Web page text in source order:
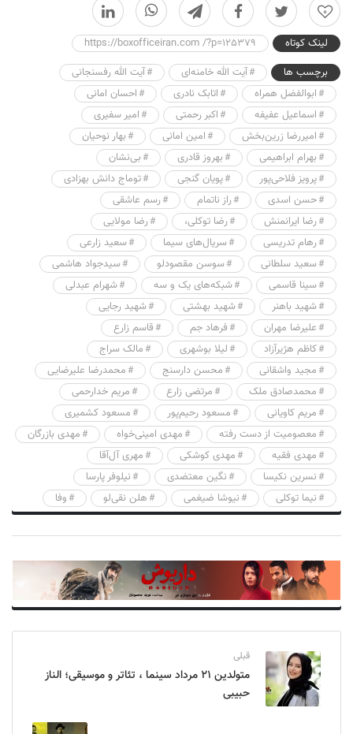
0
لینک کوتاه
https://boxofficeiran.com /?p=125379
برچسب ها
آیت الله خامنه‌ای
آیت الله رفسنجانی
ابوالفضل همراه
اتابک نادری
احسان امانی
اسماعیل عفیفه
اکبر رحمتی
امیر سفیری
امیررضا زرین‌بخش
امین امانی
بهار نوحیان
بهرام ابراهیمی
بهروز قادری
بی‌نشان
پرویز فلاحی‌پور
پویان گنجی
توماج دانش بهزادی
حسن اسدی
راز ناتمام
رسم عاشقی
رضا ایرانمنش
رضا توکلی،
رضا مولایی
رهام تدریسی
سریال‌های سیما
سعید زارعی
سعید سلطانی
سوسن مقصودلو
سیدجواد هاشمی
سینا قاسمی
شبکه‌های یک و سه
شهرام عبدلی
شهید باهنر
شهید بهشتی
شهید رجایی
علیرضا مهران
فرهاد جم
قاسم زارع
کاظم هژیرآزاد
لیلا بوشهری
مالک سراج
مجید واشقانی
محسن دارسنج
محمدرضا علیرضایی
محمدصادق ملک
مرتضی زارع
مریم خدارحمی
مریم کاویانی
مسعود رحیم‌پور
مسعود کشمیری
معصومیت از دست رفته
مهدی امینی‌خواه
مهدی بازرگان
مهدی فقیه
مهدی کوشکی
مهری آل‌آقا
نسرین نکیسا
نگین معتضدی
نیلوفر پارسا
نیما توکلی
نیوشا ضیغمی هلن نقی‌لو وفا
قبلی
متولدین ۲۱ مرداد سینما ، تئاتر و موسیقی؛ الناز
حبیبی